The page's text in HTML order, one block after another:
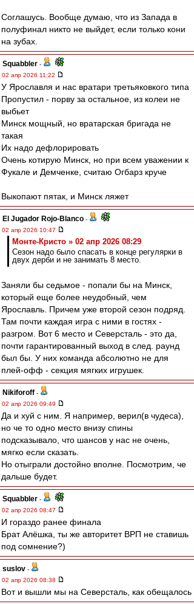
Соглашусь. Вообще думаю, что из Запада в
полуфинал никто не выйдет, если только кони
на зубах.
Squabbler -
02 апр 2026 11:22
У Ярославля и нас вратари третьяковкого типа
Пропустил - порву за остальное, из колеи не
выбьет
Минск мощный, но вратарская бригада не
такая
Их надо дефлорировать
Очень котирую Минск, но при всем уважении к
Фукале и Демченке, считаю Огбарз круче
Выкопают пятак, и Минск ляжет
El Jugador Rojo-Blanco -
02 апр 2026 10:47
Монте-Кристо » 02 апр 2026 08:29
Сезон надо было спасать в конце регулярки в
двух дерби и не занимать 8 место.
Заняли бы седьмое - попали бы на Минск,
который еще более неудобный, чем
Ярославль. Причем уже второй сезон подряд.
Там почти каждая игра с ними в гостях -
разгром. Вот 6 место и Северсталь - это да,
почти гарантированный выход в след. раунд
был бы. У них команда абсолютно не для
плей-офф - секция мягких игрушек.
Nikiforoff -
02 апр 2026 09:49
Да и хуй с ним. Я например, верил(в чудеса),
но че то одно место внизу спины
подсказывало, что шансов у нас не очень,
мягко если сказать.
Но отыграли достойно вполне. Посмотрим, че
дальше будет.
Squabbler -
02 апр 2026 08:47
И гораздо ранее финала
Брат Алёшка, ты же авторитет ВРП не ставишь
под сомнение?)
suslov -
02 апр 2026 08:38
Вот и вышли мы на Северсталь, как обещалось